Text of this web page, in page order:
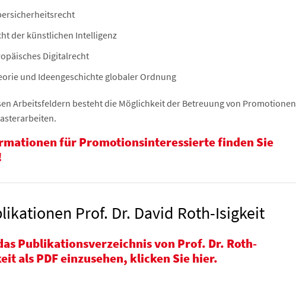
der künstlichen Intelligenz
Digitalrecht
und Ideengeschichte globaler Ordnung
Arbeitsfeldern besteht die Möglichkeit der Betreuung von Promotionen
für Promotionsinteressierte finden Sie
Prof. Dr. David Roth-Isigkeit
Publikationsverzeichnis von Prof. Dr. Roth-
als PDF einzusehen, klicken Sie hier.